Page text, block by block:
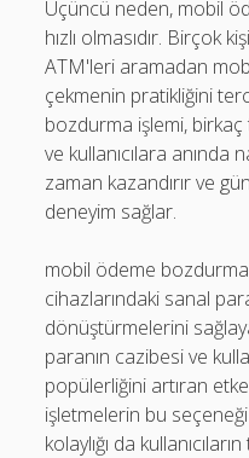
Üçüncü neden, mobil
hızlı olmasıdır. Birçok
ATM'leri aramadan
çekmenin pratikliğini
bozdurma işlemi, birkaç
ve kullanıcılara anında
zaman kazandırır ve
deneyim sağlar.
mobil ödeme bozdurma
cihazlarındaki sanal
dönüştürmelerini
paranın cazibesi ve
popülerliğini artıran
işletmelerin bu
kolaylığı da